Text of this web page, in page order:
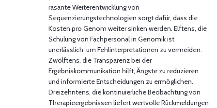
rasante Weiterentwicklung von
Sequenzierungstechnologien sorgt dafür, dass die
Kosten pro Genom weiter sinken werden. Elftens, die
Schulung von Fachpersonal in Genomik ist
unerlässlich, um Fehlinterpretationen zu vermeiden.
Zwölftens, die Transparenz bei der
Ergebniskommunikation hilft, Ängste zu reduzieren
und informierte Entscheidungen zu ermöglichen.
Dreizehntens, die kontinuierliche Beobachtung von
Therapieergebnissen liefert wertvolle Rückmeldungen